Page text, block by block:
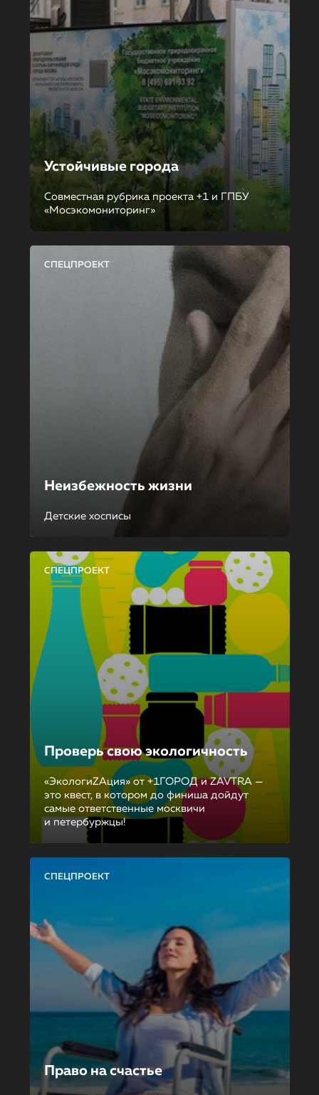
Устойчивые города
Совместная рубрика проекта +1 и ГПБУ
«Мосэкомониторинг»
СПЕЦПРОЕКТ
Неизбежность жизни
Детские хосписы
СПЕЦПРОЕКТ
Проверь свою экологичность
«ЭкологиZAция» от +1ГОРОД и ZAVTRA —
это квест, в котором до финиша дойдут
самые ответственные москвичи
и петербуржцы!
СПЕЦПРОЕКТ
Право на счастье